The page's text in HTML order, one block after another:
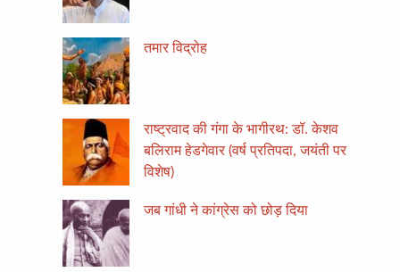
तमार विद्रोह
राष्ट्रवाद की गंगा के भागीरथ: डॉ. केशव
बलिराम हेडगेवार (वर्ष प्रतिपदा, जयंती पर
विशेष)
जब गांधी ने कांग्रेस को छोड़ दिया